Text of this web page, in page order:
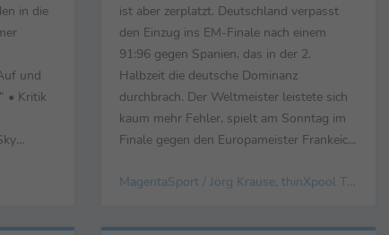
in die
und
• Kritik
ist aber zerplatzt. Deutschland verpasst
den Einzug ins EM-Finale nach einem
91:96 gegen Spanien, das in der 2.
Halbzeit die deutsche Dominanz
durchbrach. Der Weltmeister leistete sich
kaum mehr Fehler, spielt am Sonntag im
Finale gegen den Europameister Frankeich
MagentaSport. „In der Defense und bei
getan. Wir waren in der Verteidigung
MagentaSport / Jörg Krause, thinXpool TV GmbH